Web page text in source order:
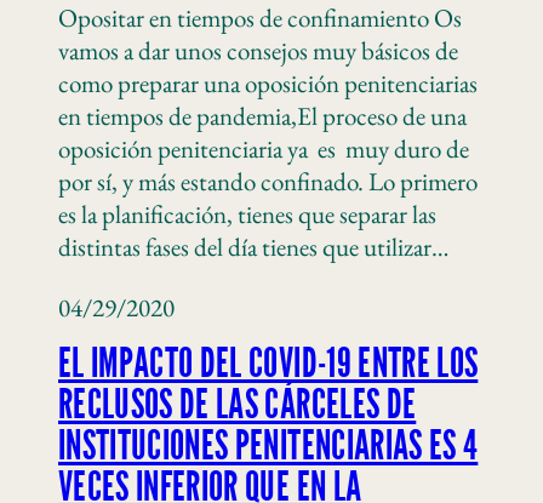
Opositar en tiempos de confinamiento Os
vamos a dar unos consejos muy básicos de
como preparar una oposición penitenciarias
en tiempos de pandemia,El proceso de una
oposición penitenciaria ya es muy duro de
por sí, y más estando confinado. Lo primero
es la planificación, tienes que separar las
distintas fases del día tienes que utilizar…
04/29/2020
EL IMPACTO DEL COVID-19 ENTRE LOS
RECLUSOS DE LAS CÁRCELES DE
INSTITUCIONES PENITENCIARIAS ES 4
VECES INFERIOR QUE EN LA